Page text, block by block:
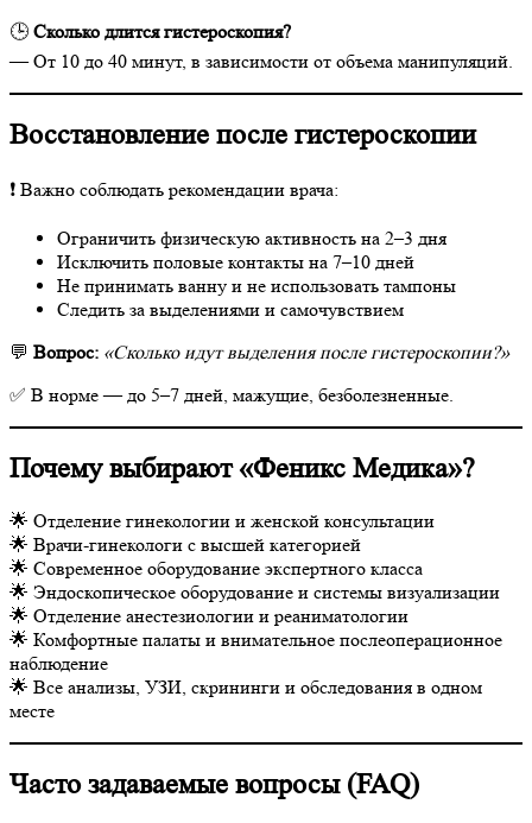
🕒 Сколько длится гистероскопия?
— От 10 до 40 минут, в зависимости от объема манипуляций.
Восстановление после гистероскопии
❗ Важно соблюдать рекомендации врача:
Ограничить физическую активность на 2–3 дня
Исключить половые контакты на 7–10 дней
Не принимать ванну и не использовать тампоны
Следить за выделениями и самочувствием
💬 Вопрос: «Сколько идут выделения после гистероскопии?»
✅ В норме — до 5–7 дней, мажущие, безболезненные.
Почему выбирают «Феникс Медика»?
🌟 Отделение гинекологии и женской консультации
🌟 Врачи-гинекологи с высшей категорией
🌟 Современное оборудование экспертного класса
🌟 Эндоскопическое оборудование и системы визуализации
🌟 Отделение анестезиологии и реаниматологии
🌟 Комфортные палаты и внимательное послеоперационное
наблюдение
🌟 Все анализы, УЗИ, скрининги и обследования в одном
месте
Часто задаваемые вопросы (FAQ)